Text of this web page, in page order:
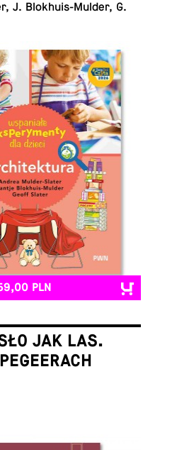
J. Blo­khu­is-Mul­der, G.
PLN
JAK LAS.